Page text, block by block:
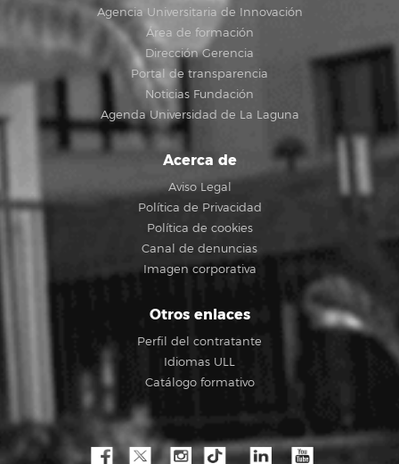
Agencia Universitaria de Innovación
Área de formación
Dirección Gerencia
Portal de transparencia
Noticias Fundación
Agenda Universidad de La Laguna
Acerca de
Aviso Legal
Política de Privacidad
Política de cookies
Canal de denuncias
Imagen corporativa
Otros enlaces
Perfil del contratante
Idiomas ULL
Catálogo formativo